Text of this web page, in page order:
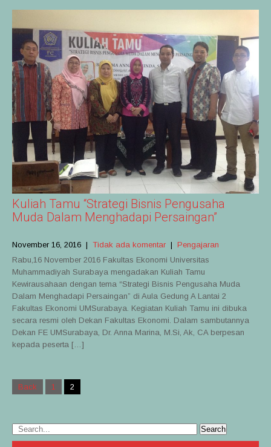
Kuliah Tamu “Strategi Bisnis Pengusaha
Muda Dalam Menghadapi Persaingan”
November 16, 2016 | Tidak ada komentar | Pengajaran
Rabu,16 November 2016 Fakultas Ekonomi Universitas
Muhammadiyah Surabaya mengadakan Kuliah Tamu
Kewirausahaan dengan tema “Strategi Bisnis Pengusaha Muda
Dalam Menghadapi Persaingan” di Aula Gedung A Lantai 2
Fakultas Ekonomi UMSurabaya. Kegiatan Kuliah Tamu ini dibuka
secara resmi oleh Dekan Fakultas Ekonomi. Dalam sambutannya
Dekan FE UMSurabaya, Dr. Anna Marina, M.Si, Ak, CA berpesan
kepada peserta […]
Posts
navigation
Back 1 2